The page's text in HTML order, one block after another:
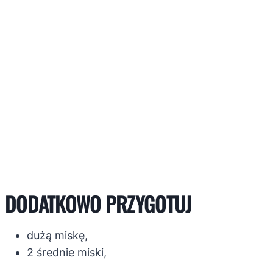
DODATKOWO PRZYGOTUJ
dużą miskę,
2 średnie miski,